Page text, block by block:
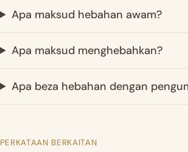
Apa maksud hebahan awam?
Apa maksud menghebahkan?
Apa beza hebahan dengan
PERKATAAN BERKAITAN